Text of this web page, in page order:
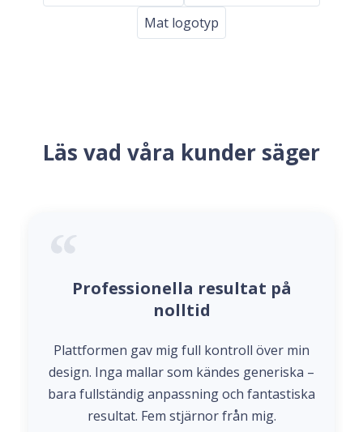
Mat logotyp
Läs vad våra kunder säger
Professionella resultat på
nolltid
Plattformen gav mig full kontroll över min
design. Inga mallar som kändes generiska –
bara fullständig anpassning och fantastiska
resultat. Fem stjärnor från mig.